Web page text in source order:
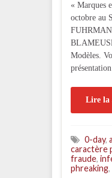
« Marques
octobre au
Modèles.
Lire la
0-day,
caractère
fraude,
phreaking,